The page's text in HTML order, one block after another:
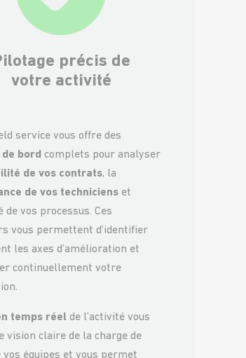
précis de
votre activité
service vous offre des
bord complets pour analyser
de vos contrats, la
de vos techniciens et
de vos processus. Ces
vous permettent d’identifier
les axes d’amélioration et
continuellement votre
temps réel de l’activité vous
vision claire de la charge de
équipes et vous permet